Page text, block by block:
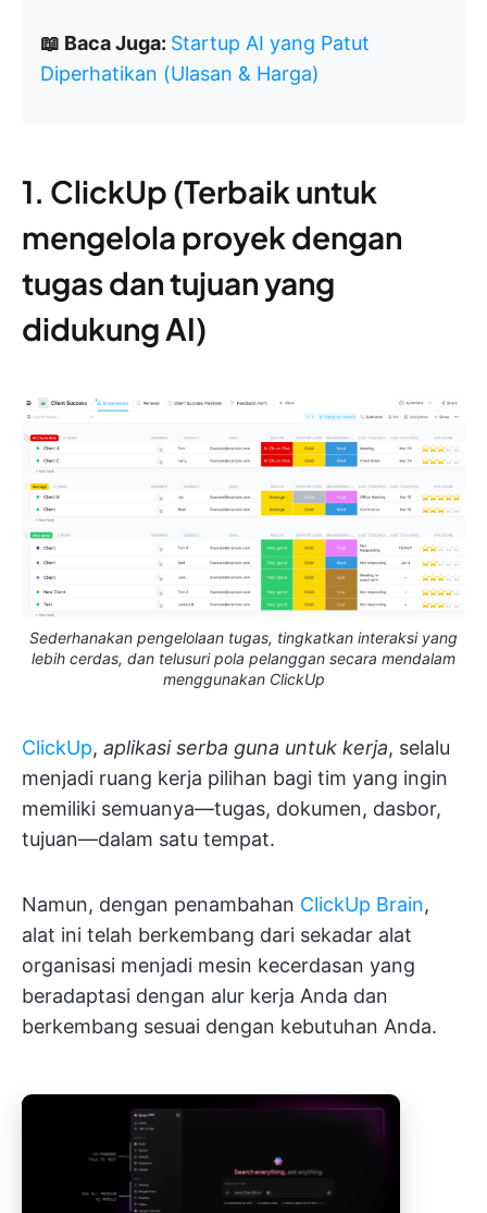
📖 Baca Juga: Startup AI yang Patut
Diperhatikan (Ulasan & Harga)
1. ClickUp (Terbaik untuk
mengelola proyek dengan
tugas dan tujuan yang
didukung AI)
Sederhanakan pengelolaan tugas, tingkatkan interaksi yang
lebih cerdas, dan telusuri pola pelanggan secara mendalam
menggunakan ClickUp
ClickUp, aplikasi serba guna untuk kerja, selalu
menjadi ruang kerja pilihan bagi tim yang ingin
memiliki semuanya—tugas, dokumen, dasbor,
tujuan—dalam satu tempat.
Namun, dengan penambahan ClickUp Brain,
alat ini telah berkembang dari sekadar alat
organisasi menjadi mesin kecerdasan yang
beradaptasi dengan alur kerja Anda dan
berkembang sesuai dengan kebutuhan Anda.